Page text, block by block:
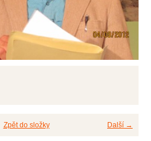
Další →
Zpět do složky